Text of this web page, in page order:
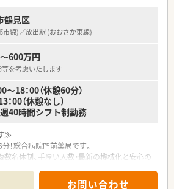
鶴見区
市線)／放出駅 (おおさか東線)
600万円
を考慮いたします
18：00（休憩60分）
00（休憩なし）
40時間シフト制勤務
≫
！総合病院門前薬局です。
名体制、手厚い人数・最新の機械化と安心の
導も行っており、患者様のニーズに合わせて
お問い合わせ